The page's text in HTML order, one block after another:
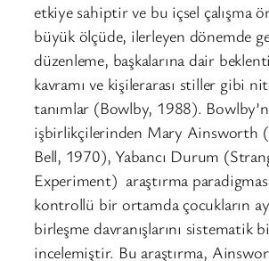
etkiye sahiptir ve bu içsel çalışma
büyük ölçüde, ilerleyen dönemde
düzenleme, başkalarına dair
kavramı ve kişilerarası stiller gibi
tanımlar (Bowlby, 1988).
işbirlikçilerinden Mary Ainsworth
Bell, 1970), Yabancı Durum
Experiment) araştırma
kontrollü bir ortamda çocukların
birleşme davranışlarını sistematik
incelemiştir. Bu araştırma,